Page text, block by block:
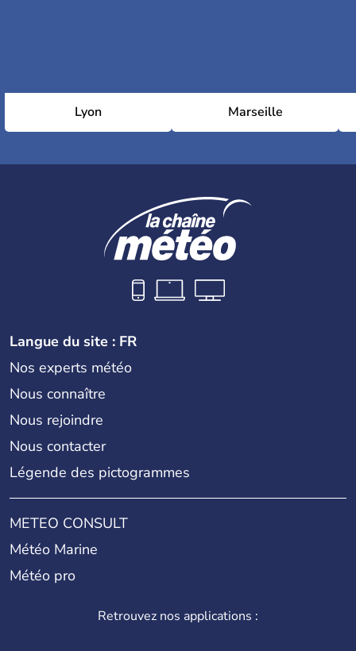
Lyon Marseille
Langue du site : FR
Nos experts météo
Nous connaître
Nous rejoindre
Nous contacter
Légende des pictogrammes
METEO CONSULT
Météo Marine
Météo pro
Retrouvez nos applications :